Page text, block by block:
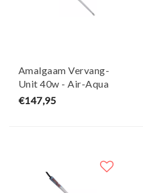
Amalgaam Vervang-
Unit 40w - Air-Aqua
€147,95